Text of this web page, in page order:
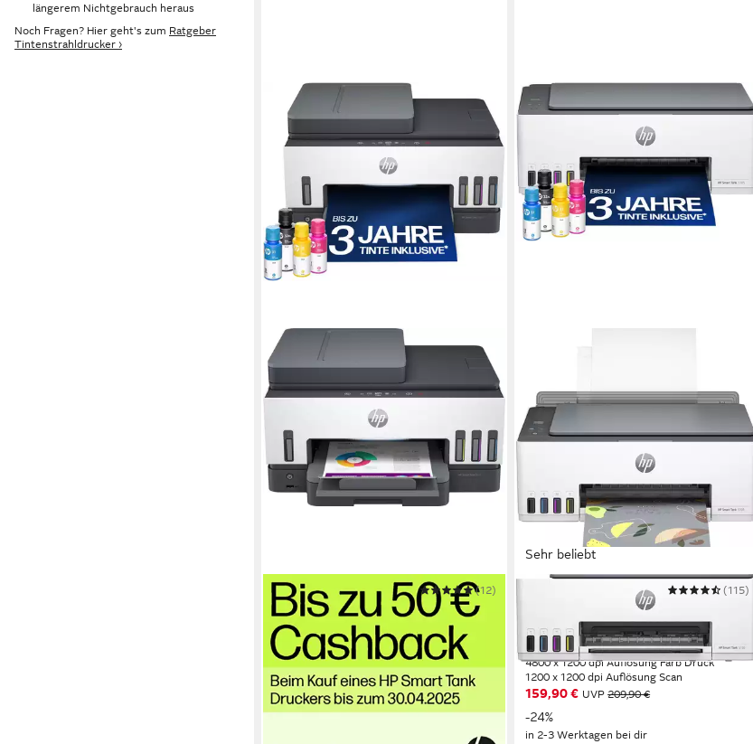
längerem Nichtgebrauch heraus
Noch Fragen? Hier geht's zum Ratgeber
Tintenstrahldrucker ›
HP
Smart Tank 7605
Multifunktionsdrucker
1200 x 1200 dpi Auflösung s/w Druck
4800 x 1200 dpi Auflösung Farb Druck
1200 dpi Auflösung Scan
(12)
369,00 € UVP459,90 €
-20%
Sehr beliebt
Smart Tank 5105 All-in-One-Drucker
Multifunktionsdrucker
1200 x 1200 dpi Auflösung s/w Druck
4800 x 1200 dpi Auflösung Farb Druck
1200 x 1200 dpi Auflösung Scan
(115)
159,90 € UVP209,90 €
-24%
in 2-3 Werktagen bei dir